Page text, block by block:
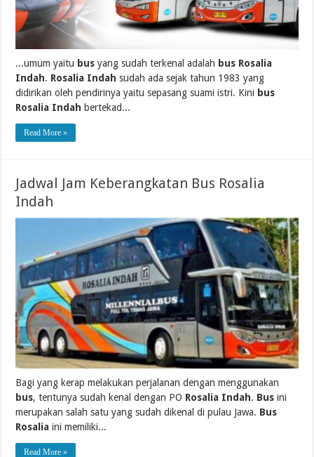
...umum yaitu bus yang sudah terkenal adalah bus Rosalia
Indah. Rosalia Indah sudah ada sejak tahun 1983 yang
didirikan oleh pendirinya yaitu sepasang suami istri. Kini bus
Rosalia Indah bertekad...
Read More »
Jadwal Jam Keberangkatan Bus Rosalia
Indah
Bagi yang kerap melakukan perjalanan dengan menggunakan
bus, tentunya sudah kenal dengan PO Rosalia Indah. Bus ini
merupakan salah satu yang sudah dikenal di pulau Jawa. Bus
Rosalia ini memiliki...
Read More »